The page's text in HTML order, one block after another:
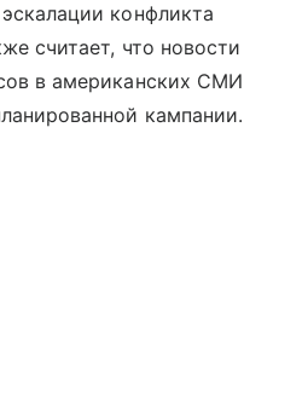
конфликта
считает, что новости
в американских СМИ
кампании.